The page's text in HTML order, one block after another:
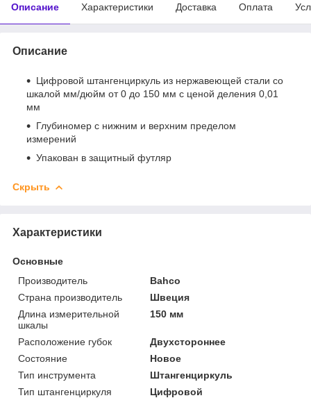
Описание Характеристики Доставка Оплата
Описание
Цифровой штангенциркуль из нержавеющей стали со
шкалой мм/дюйм от 0 до 150 мм с ценой деления 0,01
мм
Глубиномер с нижним и верхним пределом
измерений
Упакован в защитный футляр
Скрыть
Характеристики
Основные
Производитель
Bahco
Страна производитель
Швеция
Длина измерительной
шкалы
150 мм
Расположение губок
Двухстороннее
Состояние
Новое
Тип инструмента
Штангенциркуль
Тип штангенциркуля
Цифровой